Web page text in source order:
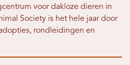
voor dakloze dieren in
Society is het hele jaar door
rondleidingen en